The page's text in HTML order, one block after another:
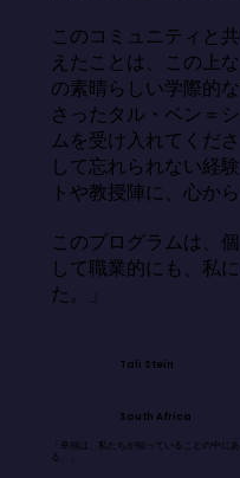
このコミュニティと
えたことは、この上
の素晴らしい学際的
さったタル・ベン＝
ムを受け入れてくだ
して忘れられない経
トや教授陣に、心か
このプログラムは、
して職業的にも、私
た。」
Tali Stein
South Africa
「幸福は、私たちが知っていることの中
る。」